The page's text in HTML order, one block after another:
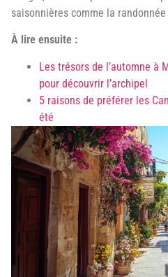
saisonnières comme la
À lire ensuite :
Les trésors de l’automne à
pour découvrir l’archipel
5 raisons de préférer les
été